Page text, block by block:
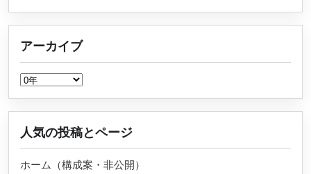
アーカイブ
アーカイブ
人気の投稿とページ
ホーム（構成案・非公開）